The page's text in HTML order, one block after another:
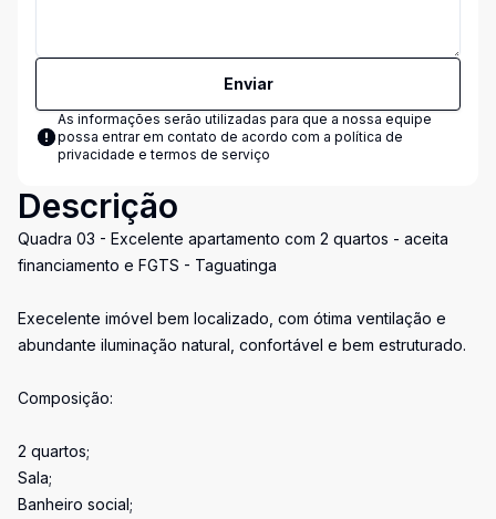
Enviar
As informações serão utilizadas para que a nossa equipe
possa entrar em contato de acordo com a política de
privacidade e termos de serviço
Descrição
Quadra 03 - Excelente apartamento com 2 quartos - aceita
financiamento e FGTS - Taguatinga
Execelente imóvel bem localizado, com ótima ventilação e
abundante iluminação natural, confortável e bem estruturado.
Composição:
2 quartos;
Sala;
Banheiro social;